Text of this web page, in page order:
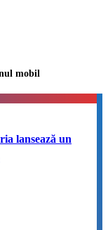
mobil
lansează un